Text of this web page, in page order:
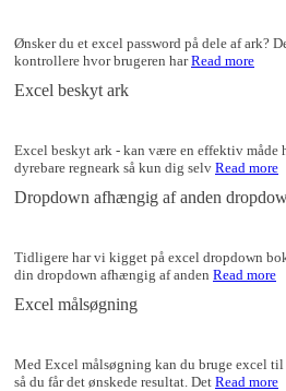
Ønsker du et excel password på dele af ark?
kontrollere hvor brugeren harRead more
Excel beskyt ark
Excel beskyt ark - kan være en effektiv måde
dyrebare regneark så kun dig selv Read more
Dropdown afhængig af anden
Tidligere har vi kigget på excel dropdown
din dropdown afhængig af anden Read more
Excel målsøgning
Med Excel målsøgning kan du bruge excel
så du får det ønskede resultat. Det Read more